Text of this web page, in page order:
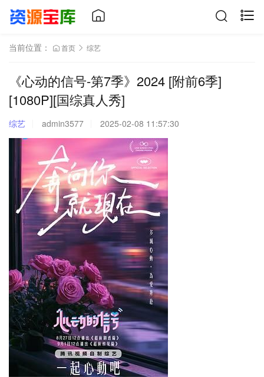
当前位置： 首页 综艺
《心动的信号-第7季》2024 [附前6季]
[1080P][国综真人秀]
综艺 admin3577 2025-02-08 11:57:30